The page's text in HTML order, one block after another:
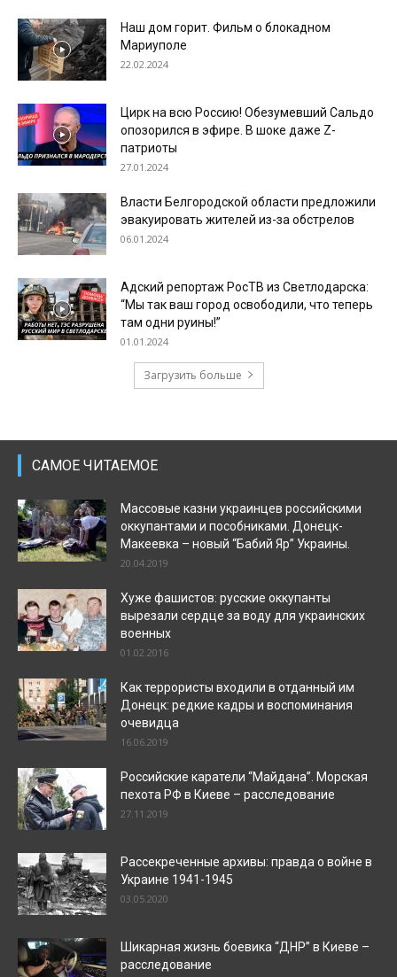
Наш дом горит. Фильм о блокадном
Мариуполе
22.02.2024
Цирк на всю Россию! Обезумевший Сальдо
опозорился в эфире. В шоке даже Z-
патриоты
27.01.2024
Власти Белгородской области предложили
эвакуировать жителей из-за обстрелов
06.01.2024
Адский репортаж РосТВ из Светлодарска:
“Мы так ваш город освободили, что теперь
там одни руины!”
01.01.2024
Загрузить больше
САМОЕ ЧИТАЕМОЕ
Массовые казни украинцев российскими
оккупантами и пособниками. Донецк-
Макеевка – новый “Бабий Яр” Украины.
20.04.2019
Хуже фашистов: русские оккупанты
вырезали сердце за воду для украинских
военных
01.02.2016
Как террористы входили в отданный им
Донецк: редкие кадры и воспоминания
очевидца
16.06.2019
Российские каратели “Майдана”. Морская
пехота РФ в Киеве – расследование
27.11.2019
Рассекреченные архивы: правда о войне в
Украине 1941-1945
03.05.2020
Шикарная жизнь боевика “ДНР” в Киеве –
расследование